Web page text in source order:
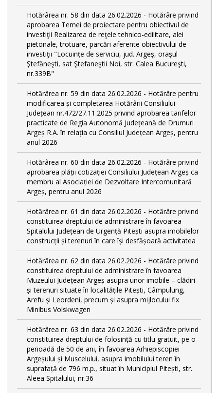
Hotărârea nr. 58 din data 26.02.2026 - Hotărâre privind
aprobarea Temei de proiectare pentru obiectivul de
investiţii Realizarea de reţele tehnico-edilitare, alei
pietonale, trotuare, parcări aferente obiectivului de
investiţii "Locuințe de serviciu, jud. Argeş, oraşul
Ştefăneşti, sat Ştefaneştii Noi, str. Calea Bucureşti,
nr.339B"
Hotărârea nr. 59 din data 26.02.2026 - Hotărâre pentru
modificarea și completarea Hotărârii Consiliului
Județean nr.472/27.11.2025 privind aprobarea tarifelor
practicate de Regia Autonomă Județeană de Drumuri
Argeș R.A. în relația cu Consiliul Județean Argeș, pentru
anul 2026
Hotărârea nr. 60 din data 26.02.2026 - Hotărâre privind
aprobarea plății cotizației Consiliului Județean Argeș ca
membru al Asociației de Dezvoltare Intercomunitară
Argeș, pentru anul 2026
Hotărârea nr. 61 din data 26.02.2026 - Hotărâre privind
constituirea dreptului de administrare în favoarea
Spitalului Județean de Urgență Pitești asupra imobilelor
construcții și terenuri în care își desfășoară activitatea
Hotărârea nr. 62 din data 26.02.2026 - Hotărâre privind
constituirea dreptului de administrare în favoarea
Muzeului Județean Argeș asupra unor imobile – clădiri
și terenuri situate în localitățile Pitești, Câmpulung,
Arefu și Leordeni, precum și asupra mijlocului fix
Minibus Volskwagen
Hotărârea nr. 63 din data 26.02.2026 - Hotărâre privind
constituirea dreptului de folosință cu titlu gratuit, pe o
perioadă de 50 de ani, în favoarea Arhiepiscopiei
Argeșului și Muscelului, asupra imobilului teren în
suprafață de 796 m.p., situat în Municipiul Pitești, str.
Aleea Spitalului, nr.36